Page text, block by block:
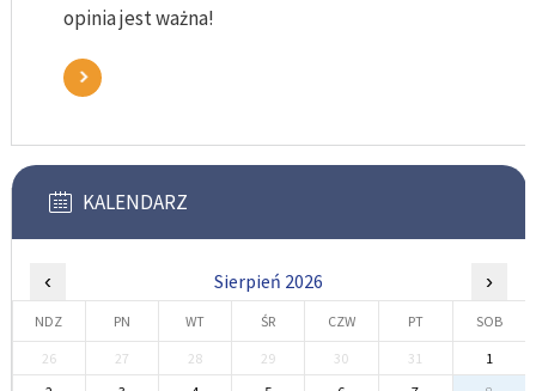
opinia jest ważna!
KALENDARZ
‹ Sierpień 2026 ›
NDZ PN WT ŚR CZW PT SOB
26 27 28 29 30 31
1